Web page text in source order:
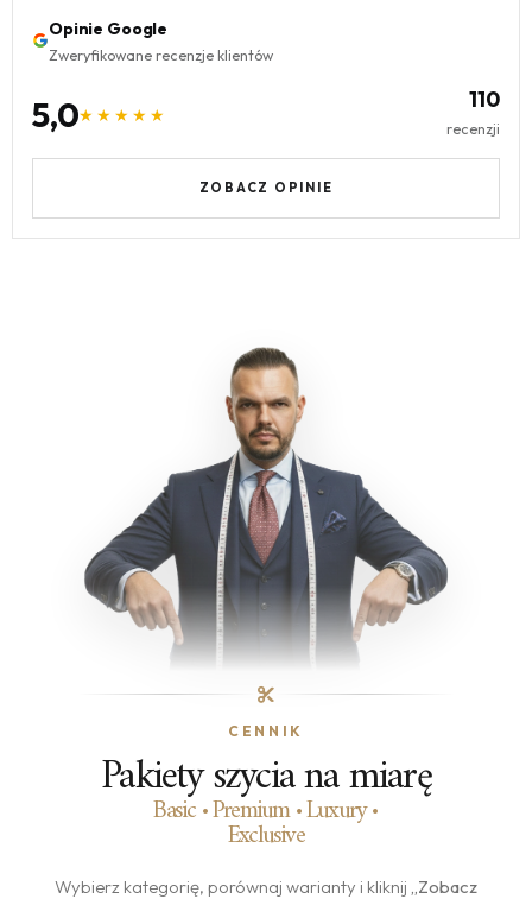
Opinie Google
Zweryfikowane recenzje klientów
5,0★★★★★
110
recenzji
ZOBACZ OPINIE
CENNIK
Pakiety szycia na miarę
Basic • Premium • Luxury •
Exclusive
Wybierz kategorię, porównaj warianty i kliknij „Zobacz